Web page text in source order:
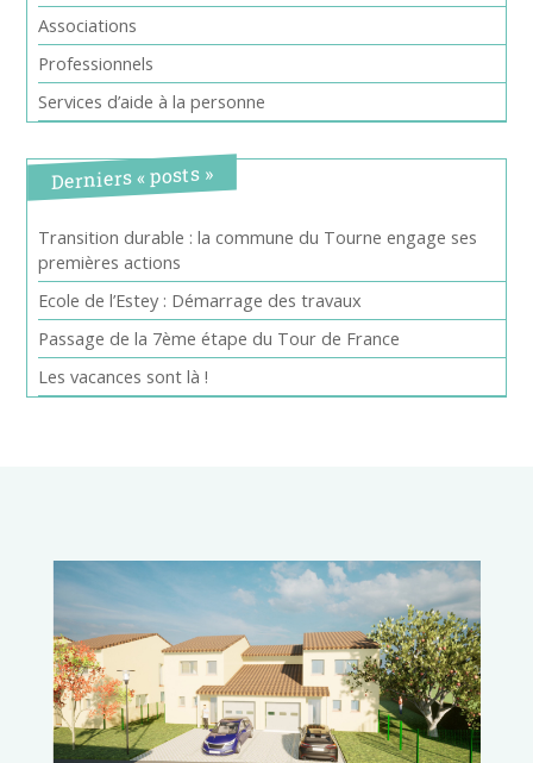
Associations
Professionnels
Services d’aide à la personne
Derniers « posts »
Transition durable : la commune du Tourne engage ses
premières actions
Ecole de l’Estey : Démarrage des travaux
Passage de la 7ème étape du Tour de France
Les vacances sont là !